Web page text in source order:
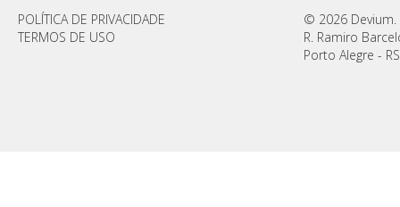
POLÍTICA DE PRIVACIDADE
TERMOS DE USO
© 2026 Devium.
R. Ramiro
Porto Alegre - RS